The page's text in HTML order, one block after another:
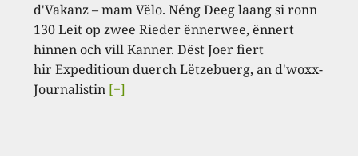
d'Vakanz – mam Vëlo. Néng Deeg laang si ronn
130 Leit op zwee Rieder ënnerwee, ënnert
hinnen och vill Kanner. Dëst Joer fiert
hir Expeditioun duerch Lëtzebuerg, an d'woxx-
Journalistin [+]